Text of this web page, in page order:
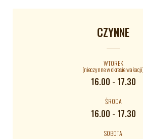
CZYNNE
WTOREK
(nieczynne w okresie wakacji)
16.00 - 17.30
ŚRODA
16.00 - 17.30
SOBOTA